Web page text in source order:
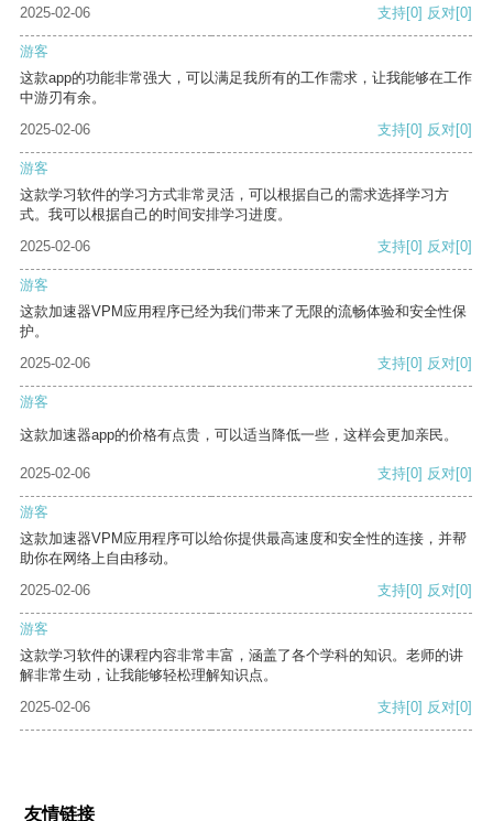
2025-02-06 支持[0] 反对[0]
游客
这款app的功能非常强大，可以满足我所有的工作需求，让我能够在工作
中游刃有余。
2025-02-06
支持[0] 反对[0]
游客
这款学习软件的学习方式非常灵活，可以根据自己的需求选择学习方
式。我可以根据自己的时间安排学习进度。
2025-02-06
支持[0] 反对[0]
游客
这款加速器VPM应用程序已经为我们带来了无限的流畅体验和安全性保
护。
2025-02-06
支持[0] 反对[0]
游客
这款加速器app的价格有点贵，可以适当降低一些，这样会更加亲民。
2025-02-06 支持[0] 反对[0]
游客
这款加速器VPM应用程序可以给你提供最高速度和安全性的连接，并帮
助你在网络上自由移动。
2025-02-06
支持[0] 反对[0]
游客
这款学习软件的课程内容非常丰富，涵盖了各个学科的知识。老师的讲
解非常生动，让我能够轻松理解知识点。
2025-02-06
支持[0] 反对[0]
友情链接